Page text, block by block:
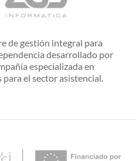
de gestión integral para
desarrollado por
especializada en
el sector asistencial.